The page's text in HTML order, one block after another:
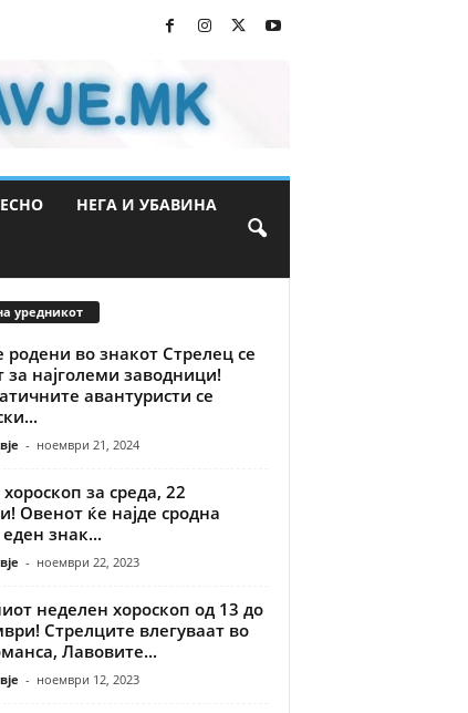
НЕГА И УБАВИНА
уредникот
во знакот Стрелец се
за најголеми заводници!
авантуристи се
- ноември 21, 2024
за среда, 22
Овенот ќе најде сродна
знак...
- ноември 22, 2023
неделен хороскоп од 13 до
Стрелците влегуваат во
Лавовите...
- ноември 12, 2023